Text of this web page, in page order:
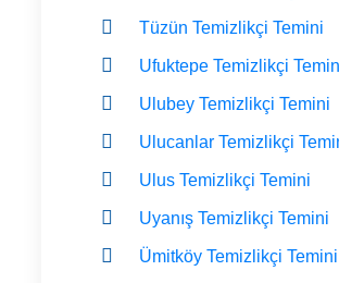
Tüzün Temizlikçi Temini
Ufuktepe Temizlikçi
Ulubey Temizlikçi Temini
Ulucanlar Temizlikçi
Ulus Temizlikçi Temini
Uyanış Temizlikçi Temini
Ümitköy Temizlikçi Temini